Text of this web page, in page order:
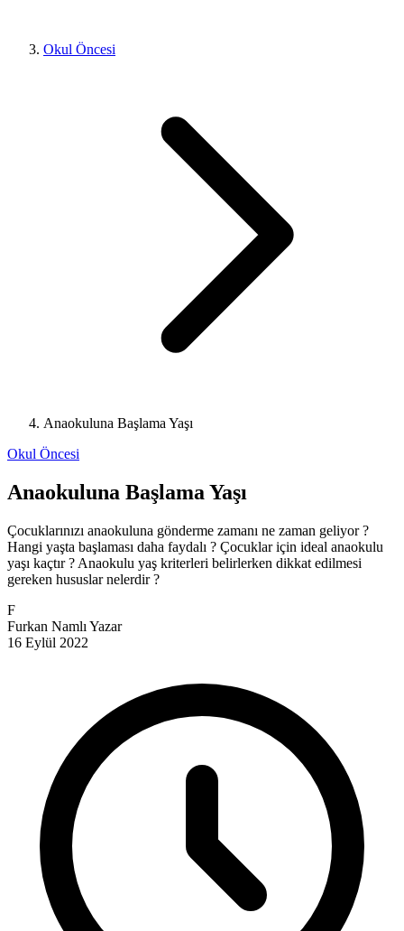
Okul Öncesi
Anaokuluna Başlama Yaşı
Okul Öncesi
Anaokuluna Başlama Yaşı
Çocuklarınızı anaokuluna gönderme zamanı ne zaman geliyor ?
Hangi yaşta başlaması daha faydalı ? Çocuklar için ideal anaokulu
yaşı kaçtır ? Anaokulu yaş kriterleri belirlerken dikkat edilmesi
gereken hususlar nelerdir ?
F
Furkan Namlı Yazar
16 Eylül 2022